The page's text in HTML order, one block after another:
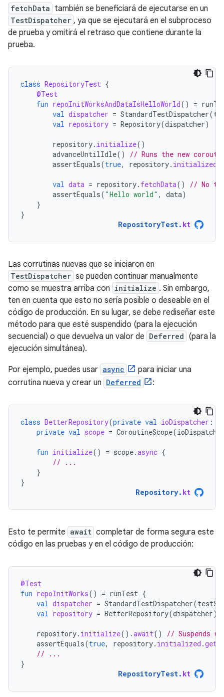
fetchData también se beneficiará de ejecutarse en un
TestDispatcher , ya que se ejecutará en el subproceso
de prueba y omitirá el retraso que contiene durante la
prueba.
class RepositoryTest {
@Test
fun repoInitWorksAndDataIsHelloWorld() =
val dispatcher = StandardTestDispatcher(
val repository = Repository(dispatcher)
repository. initialize()
advanceUntilIdle()
// Runs the new
assertEquals(true, repository. initialized
val data = repository. fetchData()
// No
assertEquals( "Hello world" , data)
}
}
RepositoryTest. kt
Las corrutinas nuevas que se iniciaron en
TestDispatcher se pueden continuar manualmente
como se muestra arriba con initialize . Sin embargo,
ten en cuenta que esto no sería posible o deseable en el
código de producción. En su lugar, se debe rediseñar este
método para que esté suspendido (para la ejecución
secuencial) o que devuelva un valor de Deferred (para la
ejecución simultánea).
Por ejemplo, puedes usar async
para iniciar una
corrutina nueva y crear un Deferred :
class BetterRepository(private val ioDispatcher :
private val scope = CoroutineScope(
fun initialize() = scope.async {
// ...
}
}
Repository. kt
Esto te permite await completar de forma segura este
código en las pruebas y en el código de producción:
@Test
fun repoInitWorks() = runTest {
val dispatcher = StandardTestDispatcher(
val repository = BetterRepository(dispatcher)
repository. initialize().await()
// Suspends
assertEquals(true, repository. initialized .get
// ...
}
RepositoryTest. kt